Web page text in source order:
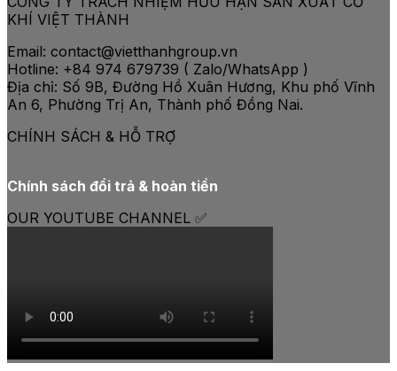
KHÍ VIỆT THÀNH
Email: contact@vietthanhgroup.vn
Hotline: +84 974 679739 ( Zalo/WhatsApp )
Địa chỉ: Số 9B, Đường Hồ Xuân Hương, Khu phố Vĩnh
An 6, Phường Trị An, Thành phố Đồng Nai.
CHÍNH SÁCH & HỖ TRỢ
Chính sách đổi trả & hoàn tiền
OUR YOUTUBE CHANNEL ✅